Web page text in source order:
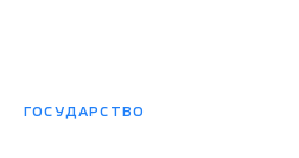
ГОСУДАРСТВО